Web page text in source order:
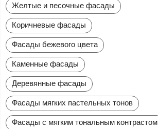
Желтые и песочные фасады
Коричневые фасады
Фасады бежевого цвета
Каменные фасады
Деревянные фасады
Фасады мягких пастельных тонов
Фасады с мягким тональным контрастом